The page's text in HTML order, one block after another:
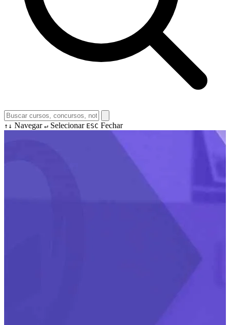
↑↓ Navegar ↵ Selecionar ESC Fechar